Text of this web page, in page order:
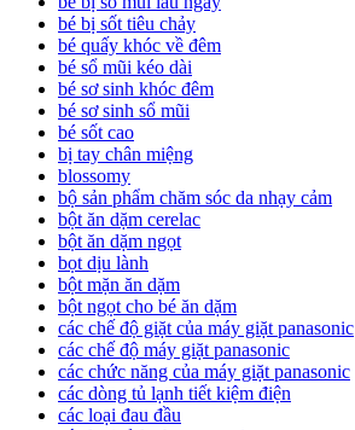
bé bị sốt tiêu chảy
bé quấy khóc về đêm
bé sổ mũi kéo dài
bé sơ sinh khóc đêm
bé sơ sinh sổ mũi
bé sốt cao
bị tay chân miệng
blossomy
bộ sản phẩm chăm sóc da nhạy cảm
bột ăn dặm cerelac
bột ăn dặm ngọt
bọt dịu lành
bột mặn ăn dặm
bột ngọt cho bé ăn dặm
các chế độ giặt của máy giặt panasonic
các chế độ máy giặt panasonic
các chức năng của máy giặt panasonic
các dòng tủ lạnh tiết kiệm điện
các loại đau đầu